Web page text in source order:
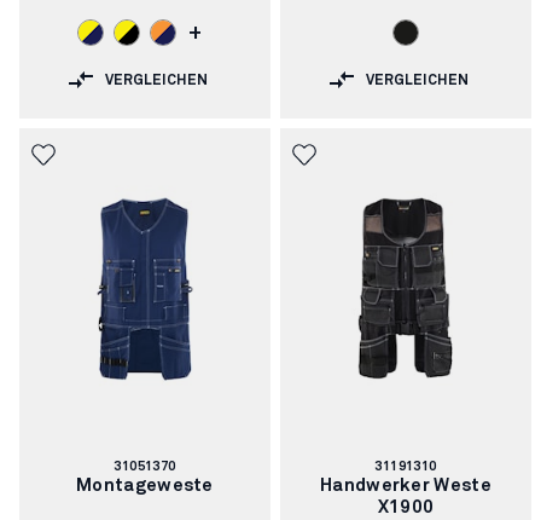
+
VERGLEICHEN VERGLEICHEN
Artikelnummer:
31051370
Montageweste
Artikelnummer:
31191310
Handwerker Weste
X1900